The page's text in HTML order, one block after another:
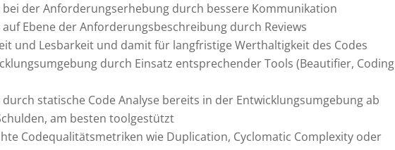
bei der Anforderungserhebung durch bessere Kommunikation
Ebene der Anforderungsbeschreibung durch Reviews
und Lesbarkeit und damit für langfristige Werthaltigkeit des Codes
durch Einsatz entsprechender Tools (Beautifier, Coding
statische Code Analyse bereits in der Entwicklungsumgebung ab
am besten toolgestützt
Codequalitätsmetriken wie Duplication, Cyclomatic Complexity oder